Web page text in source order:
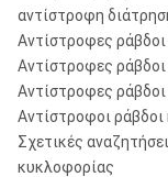
αντίστροφη
Αντίστροφες
Αντίστροφες
Αντίστροφες
Αντίστροφοι
Σχετικές
κυκλοφορίας